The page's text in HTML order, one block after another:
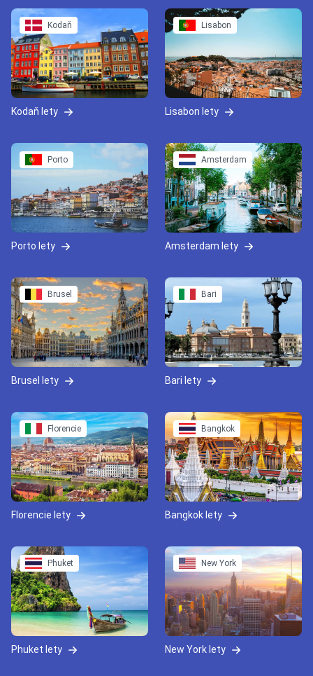
Kodaň
Kodaň lety
Lisabon
Lisabon lety
Porto
Porto lety
Amsterdam
Amsterdam lety
Brusel
Brusel lety
Bari
Bari lety
Florencie
Florencie lety
Bangkok
Bangkok lety
Phuket
Phuket lety
New York
New York lety